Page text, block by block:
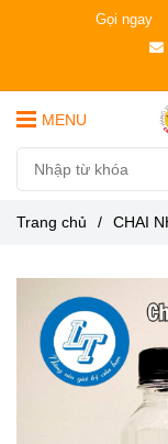
Gọi ngay
MENU
Trang chủ / CHAI